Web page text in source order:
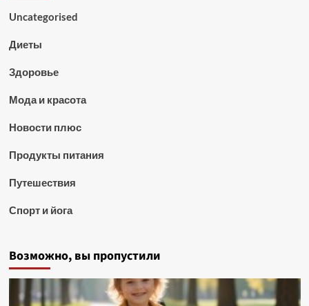
Uncategorised
Диеты
Здоровье
Мода и красота
Новости плюс
Продукты питания
Путешествия
Спорт и йога
Возможно, вы пропустили